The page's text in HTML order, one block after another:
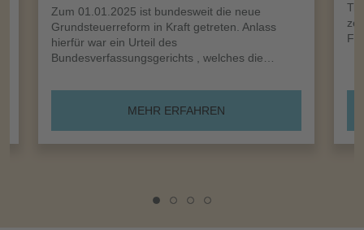
Zum 01.01.2025 ist bundesweit die neue
Grundsteuerreform in Kraft getreten. Anlass
hierfür war ein Urteil des
Bundesverfassungsgerichts , welches die…
MEHR ERFAHREN